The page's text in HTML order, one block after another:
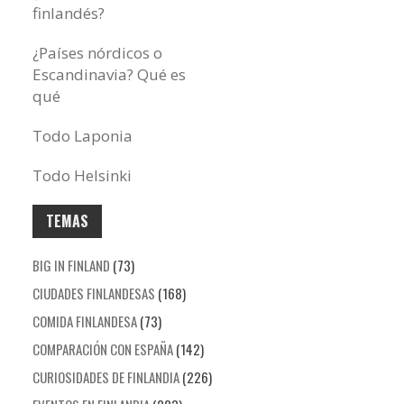
finlandés?
¿Países nórdicos o
Escandinavia? Qué es
qué
Todo Laponia
Todo Helsinki
TEMAS
BIG IN FINLAND (73)
CIUDADES FINLANDESAS (168)
COMIDA FINLANDESA(73)
COMPARACIÓN CON ESPAÑA(142)
CURIOSIDADES DE FINLANDIA(226)